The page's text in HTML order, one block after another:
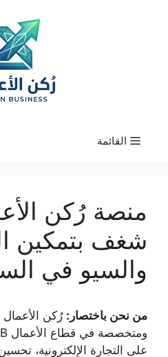
القائمة
منصة رُكن
شغف بتمكين
والسيو في
من نحن باختصار: رُكن